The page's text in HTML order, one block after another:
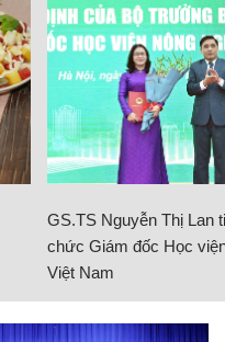
GS.TS Nguyễn Thị Lan
chức Giám đốc Học
Việt Nam